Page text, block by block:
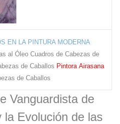
EN LA PINTURA MODERNA
al Óleo Cuadros de Cabezas de
de Caballos Pintora Airasana
de Caballos
Vanguardista de
Evolución de las